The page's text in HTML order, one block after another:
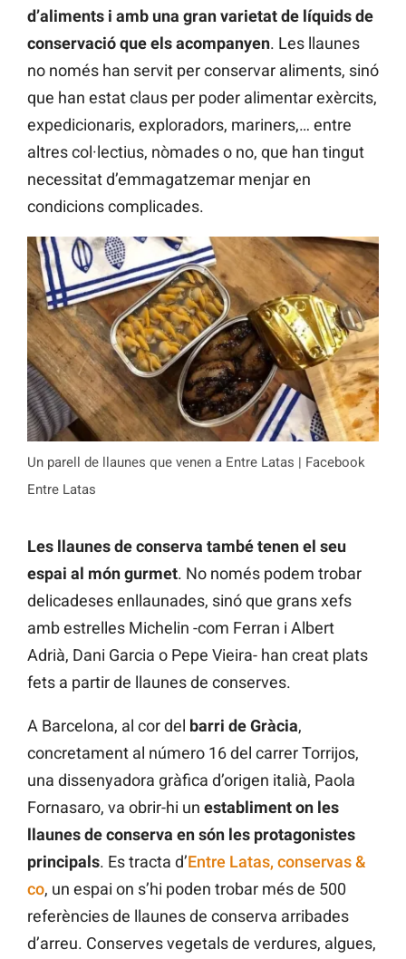
d’aliments i amb una gran varietat de líquids de
conservació que els acompanyen. Les llaunes
no només han servit per conservar aliments, sinó
que han estat claus per poder alimentar exèrcits,
expedicionaris, exploradors, mariners,… entre
altres col·lectius, nòmades o no, que han tingut
necessitat d’emmagatzemar menjar en
condicions complicades.
Un parell de llaunes que venen a Entre Latas | Facebook
Entre Latas
Les llaunes de conserva també tenen el seu
espai al món gurmet. No només podem trobar
delicadeses enllaunades, sinó que grans xefs
amb estrelles Michelin -com Ferran i Albert
Adrià, Dani Garcia o Pepe Vieira- han creat plats
fets a partir de llaunes de conserves.
A Barcelona, al cor del barri de Gràcia,
concretament al número 16 del carrer Torrijos,
una dissenyadora gràfica d’origen italià, Paola
Fornasaro, va obrir-hi un establiment on les
llaunes de conserva en són les protagonistes
principals. Es tracta d’Entre Latas, conservas &
co, un espai on s’hi poden trobar més de 500
referències de llaunes de conserva arribades
d’arreu. Conserves vegetals de verdures, algues,